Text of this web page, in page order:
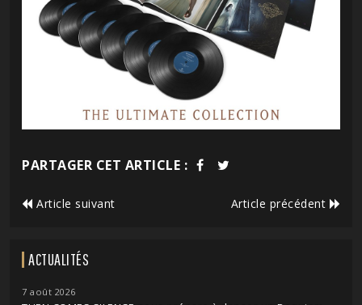
PARTAGER CET ARTICLE :
Article suivant Article précédent
ACTUALITÉS
7 août 2026